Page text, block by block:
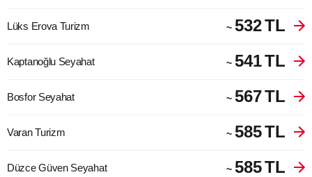
Lüks Erova Turizm ~ 532TL
Kaptanoğlu Seyahat ~ 541TL
Bosfor Seyahat ~ 567TL
Varan Turizm ~ 585TL
Düzce Güven Seyahat ~ 585TL